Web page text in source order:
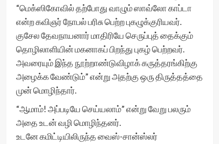
“மெக்ஸிகோவில் தற்போது வாழும் ஸாவ்லோ காப்டா
என்ற கவிஞர் நோபல் பரிசு பெற்ற புகழுக்குரியவர்.
குசேல தேவநாயனார் மாதிரியே செருப்புத் தைக்கும்
தொழிலாளியின் மகனாகப் பிறந்து புகழ் பெற்றவர்.
அவரையும் இந்த நூற்றாண்டுவிழாக் கருத்தரங்கிற்கு
அழைக்க வேண்டும்” என்று அதற்கு ஒரு திருத்தத்தை
முன் மொழிந்தார்.
“ஆமாம்! அப்படியே செய்யலாம்” என்று வேறு பலரும்
அதை உடன் வழி மொழிந்தனர்.
உடனே கமிட்டியிலிருந்த வைஸ்-சான்ஸ்லர்